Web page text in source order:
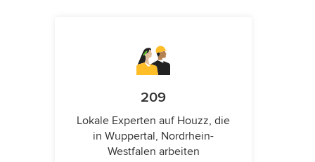
209
Lokale Experten auf Houzz, die
in Wuppertal, Nordrhein-
Westfalen arbeiten